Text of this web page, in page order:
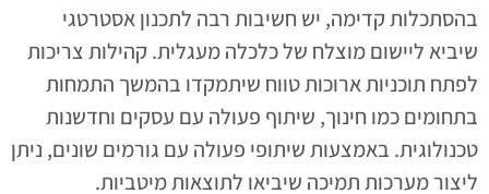
בהסתכלות קדימה, יש חשיבות רבה לתכנון אסטרטגי
שיביא ליישום מוצלח של כלכלה מעגלית. קהילות צריכות
לפתח תוכניות ארוכות טווח שיתמקדו בהמשך התמחות
בתחומים כמו חינוך, שיתוף פעולה עם עסקים וחדשנות
טכנולוגית. באמצעות שיתופי פעולה עם גורמים שונים, ניתן
ליצור מערכות תמיכה שיביאו לתוצאות מיטביות.